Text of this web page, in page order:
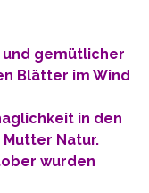
gemütlicher
Blätter im Wind
in den
Natur.
wurden